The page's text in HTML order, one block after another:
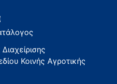
Κοινής Αγροτικής